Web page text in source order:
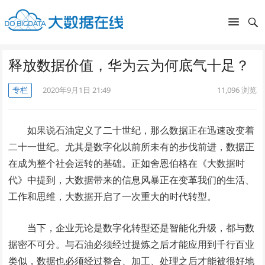
释放数据价值，华为云为何底气十足？
专栏 2020年9月1日 21:49 11,096浏览
如果说石油定义了二十世纪，那么数据正在迅速改变着
二十一世纪。尤其是数字化以前所未有的步伐前进，数据正
在成为整个社会运转的基础。正如舍恩伯格在《大数据时
代》中提到，大数据带来的信息风暴正在变革我们的生活、
工作和思维，大数据开启了一次重大的时代转型。
当下，企业无论是数字化转型还是智能化升级，都与数
据密不可分。与石油必须经过提炼之后才能应用到千行百业
类似，数据也必须经过整合、加工、处理之后才能被很好地